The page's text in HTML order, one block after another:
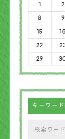
1
2
8
9
15
16
22
29
キーワー